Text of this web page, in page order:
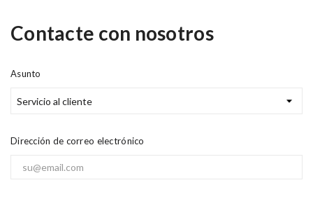
Contacte con nosotros
Asunto
Dirección de correo electrónico